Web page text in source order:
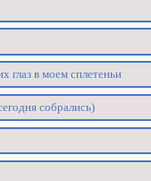
глаз в моем сплетеньи
собрались)